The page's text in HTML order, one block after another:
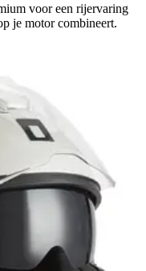
voor een rijervaring
je motor combineert.